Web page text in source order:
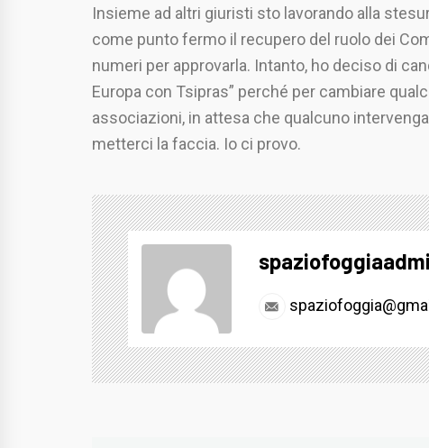
Insieme ad altri giuristi sto lavorando alla
come punto fermo il recupero del ruolo dei
numeri per approvarla. Intanto, ho deciso di
Europa con Tsipras” perché per cambiare
associazioni, in attesa che qualcuno
metterci la faccia. Io ci provo.